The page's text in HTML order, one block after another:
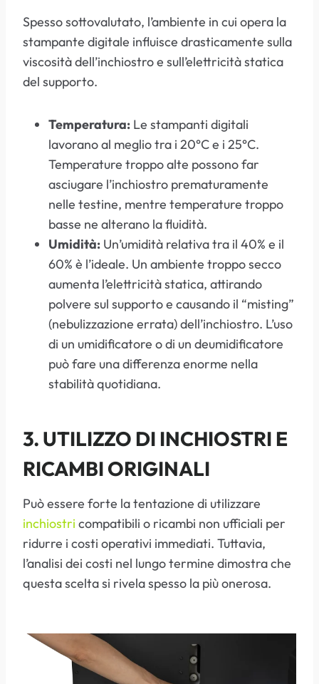
Spesso sottovalutato, l’ambiente in cui opera la
stampante digitale influisce drasticamente sulla
viscosità dell’inchiostro e sull’elettricità statica
del supporto.
Temperatura: Le stampanti digitali
lavorano al meglio tra i 20°C e i 25°C.
Temperature troppo alte possono far
asciugare l’inchiostro prematuramente
nelle testine, mentre temperature troppo
basse ne alterano la fluidità.
Umidità: Un’umidità relativa tra il 40% e il
60% è l’ideale. Un ambiente troppo secco
aumenta l’elettricità statica, attirando
polvere sul supporto e causando il “misting”
(nebulizzazione errata) dell’inchiostro. L’uso
di un umidificatore o di un deumidificatore
può fare una differenza enorme nella
stabilità quotidiana.
3. UTILIZZO DI INCHIOSTRI E
RICAMBI ORIGINALI
Può essere forte la tentazione di utilizzare
inchiostri compatibili o ricambi non ufficiali per
ridurre i costi operativi immediati. Tuttavia,
l’analisi dei costi nel lungo termine dimostra che
questa scelta si rivela spesso la più onerosa.